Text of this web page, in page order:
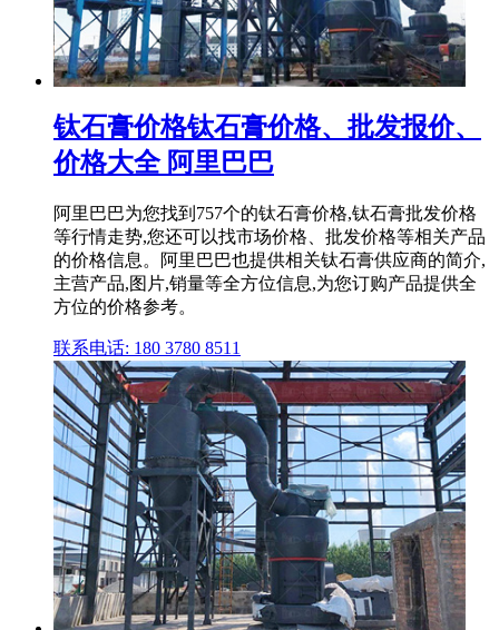
钛石膏价格钛石膏价格、批发报价、
价格大全 阿里巴巴
阿里巴巴为您找到757个的钛石膏价格,钛石膏批发价格
等行情走势,您还可以找市场价格、批发价格等相关产品
的价格信息。阿里巴巴也提供相关钛石膏供应商的简介,
主营产品,图片,销量等全方位信息,为您订购产品提供全
方位的价格参考。
联系电话: 180 3780 8511